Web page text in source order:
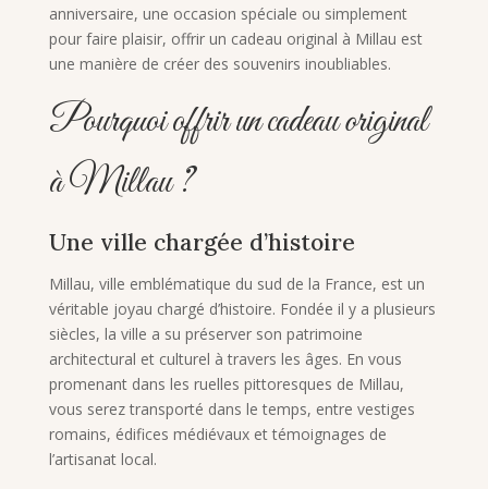
anniversaire, une occasion spéciale ou simplement
pour faire plaisir, offrir un cadeau original à Millau est
une manière de créer des souvenirs inoubliables.
Pourquoi offrir un cadeau original
à Millau ?
Une ville chargée d’histoire
Millau, ville emblématique du sud de la France, est un
véritable joyau chargé d’histoire. Fondée il y a plusieurs
siècles, la ville a su préserver son patrimoine
architectural et culturel à travers les âges. En vous
promenant dans les ruelles pittoresques de Millau,
vous serez transporté dans le temps, entre vestiges
romains, édifices médiévaux et témoignages de
l’artisanat local.